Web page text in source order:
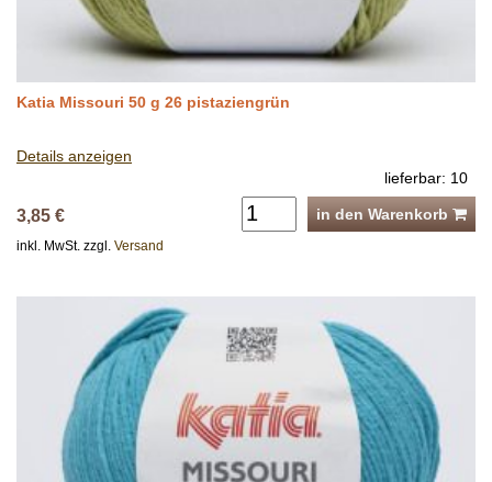
Katia Missouri 50 g 26 pistaziengrün
Details anzeigen
lieferbar: 10
3,85 € in den Warenkorb
inkl. MwSt. zzgl. Versand